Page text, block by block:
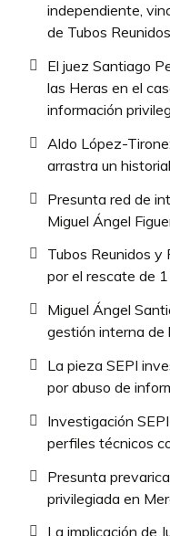
independiente,
de Tubos Reunidos
El juez Santiago
las Heras en el
información
Aldo López-
arrastra un
Presunta red de
Miguel Ángel
Tubos Reunidos y
por el rescate de
Miguel Ángel
gestión interna de
La pieza SEPI
por abuso de
Investigación
perfiles técnicos
Presunta
privilegiada en
La implicación de